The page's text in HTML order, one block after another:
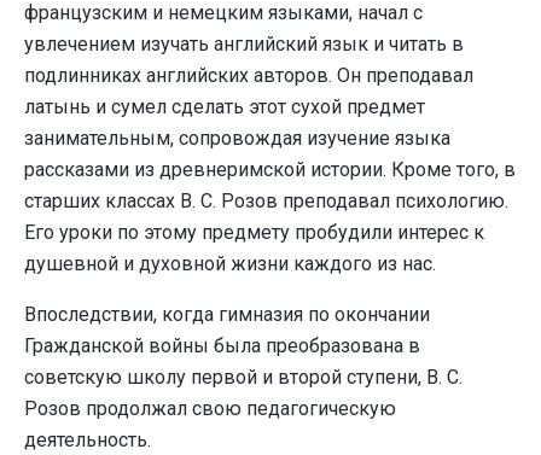
французским и немецким язы­ками, начал с
увлечением изучать английский язык и читать в
подлинниках английских авторов. Он преподавал
латынь и сумел сделать этот сухой предмет
занимательным, сопровождая изучение языка
рассказами из древнеримской истории. Кроме того, в
старших классах В. С. Розов преподавал психологию.
Его уроки по этому предмету пробудили интерес к
душевной и духовной жизни каждого из нас.
Впоследствии, когда гимназия по окончании
Гражданской войны была преобразована в
советскую школу первой и второй ступени, В. С.
Розов продолжал свою педагогическую
деятельность.